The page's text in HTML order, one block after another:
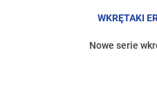
WKRĘTAKI
Nowe serie